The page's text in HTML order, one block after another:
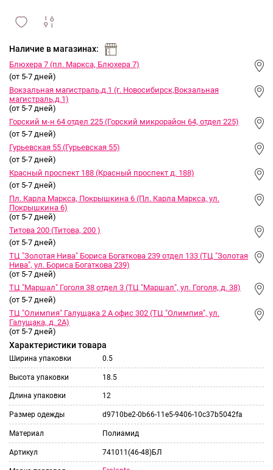
и
Наличие в магазинах:
Блюхера 7 (пл. Маркса, Блюхера 7)
(от 5-7 дней)
Вокзальная магистраль,д.1 (г. Новосибирск,Вокзальная
магистраль,д.1)
(от 5-7 дней)
Горский м-н 64 отдел 225 (Горский микрорайон 64, отдел 225)
(от 5-7 дней)
Гурьевская 55 (Гурьевская 55)
(от 5-7 дней)
Красный проспект 188 (Красный проспект д. 188)
(от 5-7 дней)
Пл. Карла Маркса, Покрышкина 6 (Пл. Карла Маркса, ул.
Покрышкина 6)
(от 5-7 дней)
Титова 200 (Титова, 200 )
(от 5-7 дней)
ТЦ "Золотая Нива" Бориса Богаткова 239 отдел 133 (ТЦ "Золотая
Нива", ул. Бориса Богаткова 239)
(от 5-7 дней)
ТЦ "Маршал" Гоголя 38 отдел 3 (ТЦ "Маршал", ул. Гоголя, д. 38)
(от 5-7 дней)
ТЦ "Олимпия" Галущака 2 А офис 302 (ТЦ "Олимпия", ул.
Галущака, д. 2А)
(от 5-7 дней)
Характеристики товара
Ширина упаковки 0.5
Высота упаковки 18.5
Длина упаковки 12
Размер одежды d9710be2-0b66-11e5-9406-10c37b5042fa
Материал Полиамид
Артикул 741011(46-48)БЛ